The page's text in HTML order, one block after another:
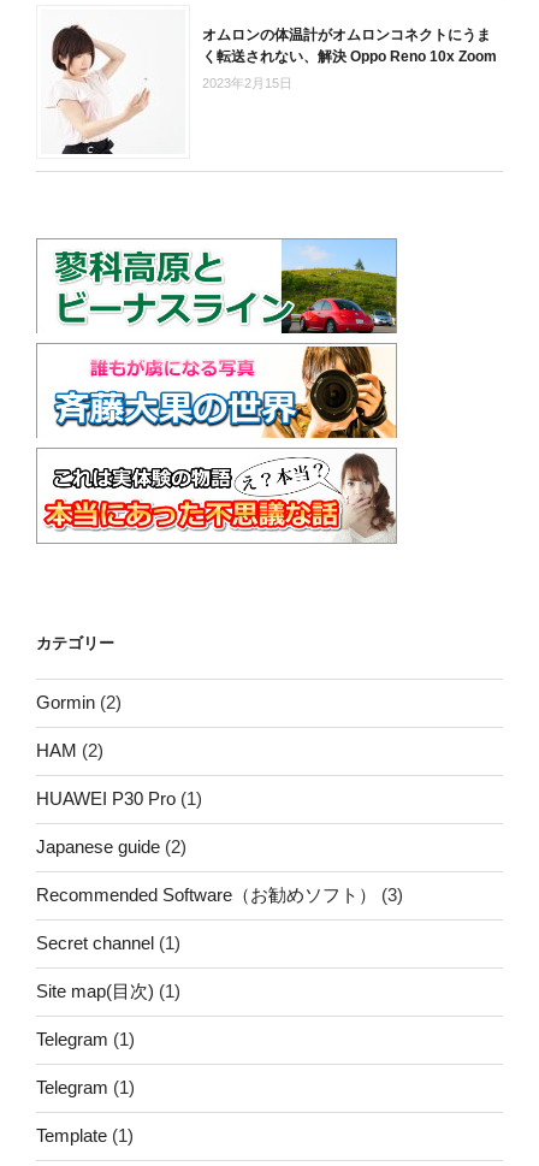
オムロンの体温計がオムロンコネクトにうま
く転送されない、解決 Oppo Reno 10x Zoom
2023年2月15日
カテゴリー
Gormin (2)
HAM (2)
HUAWEI P30 Pro (1)
Japanese guide (2)
Recommended Software（お勧めソフト） (3)
Secret channel (1)
Site map(目次) (1)
Telegram (1)
Telegram (1)
Template (1)